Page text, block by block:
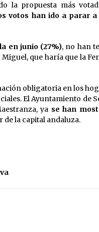
la propuesta más
votos han ido a parar
en junio (27%), no han
que haría que la
obligatoria en los
El Ayuntamiento de
ya se han
de la capital andaluza.